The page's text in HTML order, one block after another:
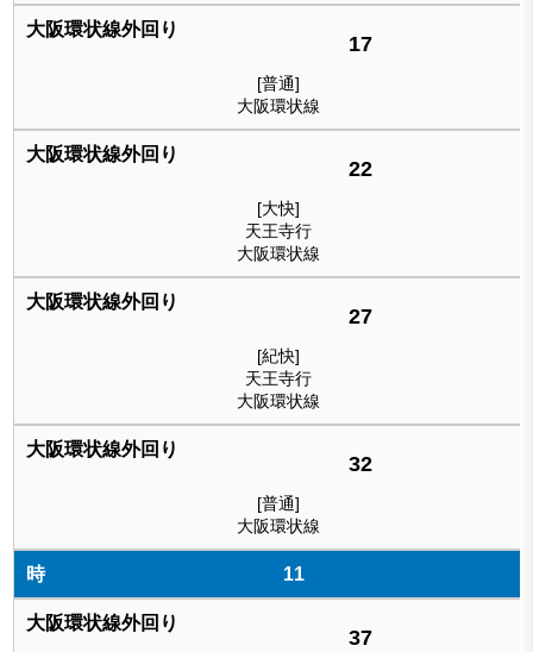
17
[普通]
大阪環状線
22
[大快]
天王寺行
大阪環状線
27
[紀快]
天王寺行
大阪環状線
32
[普通]
大阪環状線
11
37